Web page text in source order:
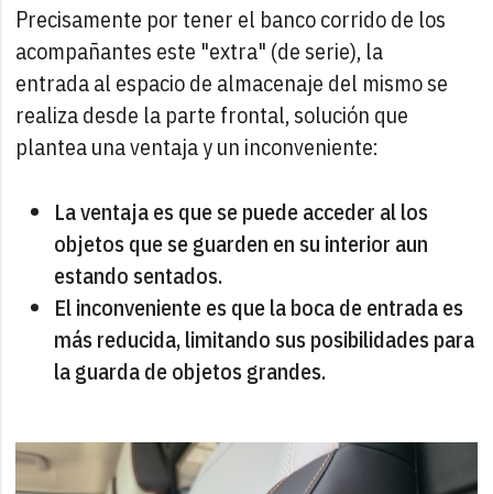
Precisamente por tener el banco corrido de los
acompañantes este "extra" (de serie), la
entrada al espacio de almacenaje del mismo se
realiza desde la parte frontal, solución que
plantea una ventaja y un inconveniente:
La ventaja es que se puede acceder al los
objetos que se guarden en su interior aun
estando sentados.
El inconveniente es que la boca de entrada es
más reducida, limitando sus posibilidades para
la guarda de objetos grandes.